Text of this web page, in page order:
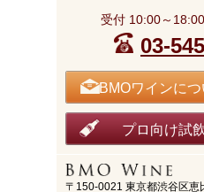
受付 10:00～
03-
BMOワインに
プロ向け試
〒150-0021 東京都渋谷区恵